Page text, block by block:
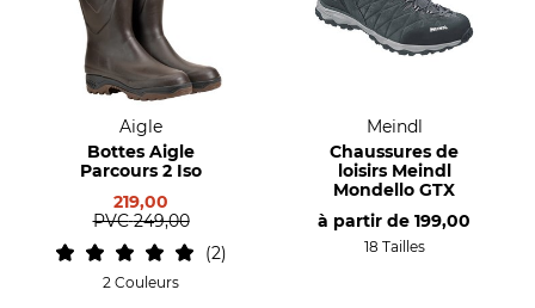
Aigle
Bottes Aigle
Parcours 2 Iso
219,00
PVC 249,00
2
2 Couleurs
Meindl
Chaussures de
loisirs Meindl
Mondello GTX
à partir de 199,00
18 Tailles